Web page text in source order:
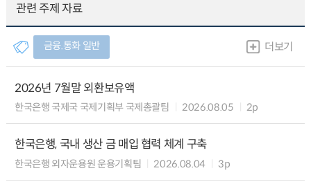
관련 주제 자료
금융.통화 일반 더보기
2026년 7월말 외환보유액
한국은행 국제국 국제기획부 국제총괄팀 2026.08.05 2p
한국은행, 국내 생산 금 매입 협력 체계 구축
한국은행 외자운용원 운용기획팀 2026.08.04 3p